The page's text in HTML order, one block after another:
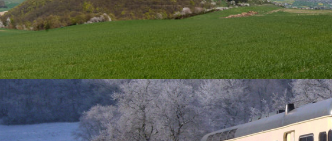
will transport you to the best hiking and walking routes in Brohltal!